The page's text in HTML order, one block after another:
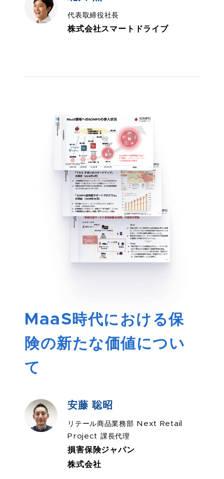
代表取締役社長
株式会社スマートドライブ
MaaS時代における保
険の新たな価値につい
て
安藤 聡昭
リテール商品業務部 Next Retail
Project 課長代理
損害保険ジャパン
株式会社